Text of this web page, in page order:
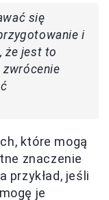
się
i
że jest to
które mogą
znaczenie
przykład, jeśli
je